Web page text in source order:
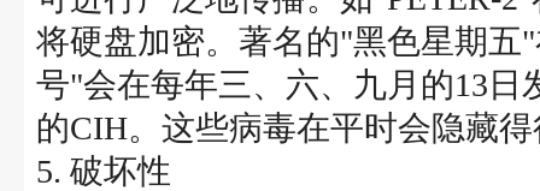
将硬盘加密。著名的"黑色星期五
号"会在每年三、六、九月的13
的CIH。这些病毒在平时会隐藏
5. 破坏性